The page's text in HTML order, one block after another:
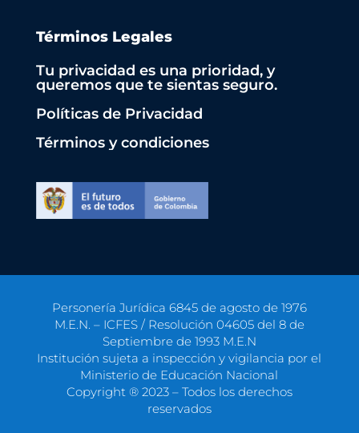
Términos Legales
Tu privacidad es una prioridad, y
queremos que te sientas seguro.
Políticas de Privacidad
Términos y condiciones
Personería Jurídica 6845 de agosto de 1976
M.E.N. – ICFES / Resolución 04605 del 8 de
Septiembre de 1993 M.E.N
Institución sujeta a inspección y vigilancia por el
Ministerio de Educación Nacional
Copyright ® 2023 – Todos los derechos
reservados